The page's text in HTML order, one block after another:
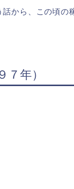
から、この頃の
年）